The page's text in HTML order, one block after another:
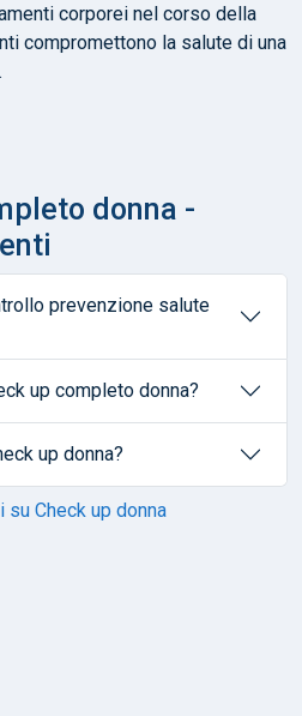
corporei nel corso della
compromettono la salute di una
donna -
prevenzione salute
up completo donna?
up donna?
Check up donna